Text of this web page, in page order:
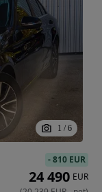
1 / 6
-810 EUR
24 490 EUR